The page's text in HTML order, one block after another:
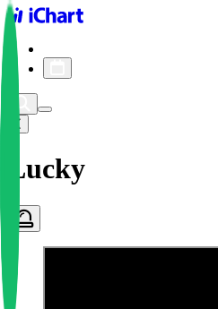
iChart logo
Lucky